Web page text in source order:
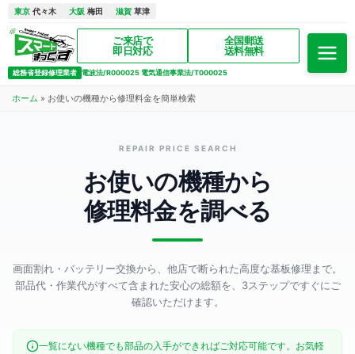
東京 代々木 大阪 梅田 滋賀 草津
ご来店で
即日対応
全国郵送
送料無料
総務省登録修理業者 電波法/R000025 電気通信事業法/T000025
ホーム » お使いの機種から修理料金を簡単検索
REPAIR PRICE SEARCH
お使いの機種から
修理料金を調べる
画面割れ・バッテリー交換から、他店で断られた高度な基板修理まで。
部品代・作業代がすべて含まれた安心の総額を、3ステップですぐにご
確認いただけます。
一覧にない機種でも部品の入手ができればご対応可能です。お気軽